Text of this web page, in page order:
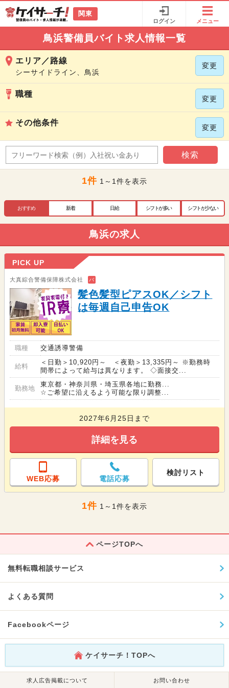
関東
ログイン メニュー
鳥浜警備員バイト求人情報一覧
エリア／路線
シーサイドライン、鳥浜
変更
職種
変更
その他条件
変更
検索
1件 1～1件を表示
おすすめ 新着 日給 シフトが多い シフトが少ない
鳥浜の求人
PICK UP
大真綜合警備保障株式会社 バ
髪色髪型ピアスOK／シフト
は毎週自己申告OK
職種 交通誘導警備
給料
＜日勤＞10,920円～ ＜夜勤＞13,335円～ ※勤務時
間帯によって給与は異なります。 ◇面接交...
勤務地
東京都・神奈川県・埼玉県各地に勤務...
☆ご希望に沿えるよう可能な限り調整...
2027年6月25日まで
詳細を見る
WEB応募 電話応募
検討リスト
1件 1～1件を表示
ページTOPへ
無料転職相談サービス
よくある質問
Facebookページ
ケイサーチ！TOPへ
求人広告掲載について お問い合わせ